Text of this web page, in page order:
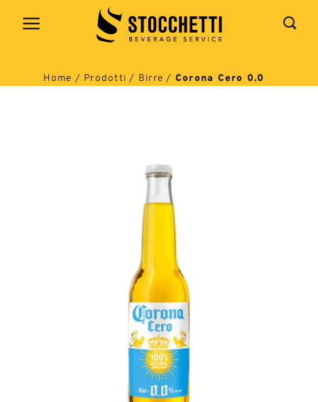
Home / Prodotti / Birre / Corona Cero 0.0